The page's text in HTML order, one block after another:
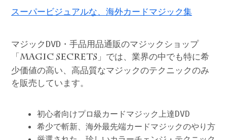
スーパービジュアルな、海外カードマジック集
マジックDVD・手品用品通販のマジックショップ
「 MAGIC SECRETS 」では、業界の中でも特に希
少価値の高い、高品質なマジックのテクニックのみ
を販売しています。
初心者向けプロ級カードマジック上達DVD
希少で斬新、海外最先端カードマジックのやり方